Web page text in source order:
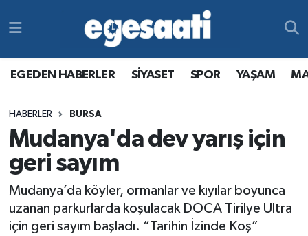
EGEDEN HABERLER SİYASET SPOR YAŞAM
HABERLER BURSA
Mudanya'da dev yarış için
geri sayım
Mudanya’da köyler, ormanlar ve kıyılar boyunca
uzanan parkurlarda koşulacak DOCA Tirilye Ultra
için geri sayım başladı. “Tarihin İzinde Koş”
MAGAZİN
RESMİ REKLAMLAR
YAŞAM
MAGAZİN
RESMİ REKLAMLAR
Tüm Manşetler
Son Dakika Haberleri
Haber Arşivi